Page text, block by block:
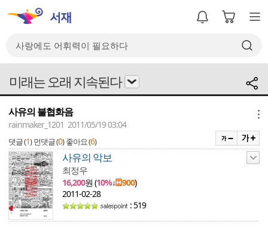
미래는 오래 지속된다
사유의 불협화음
rainmaker_1201 2011/05/19 03:04
댓글 (1) 먼댓글 (0) 좋아요 (6)
사유의 악보
최정우
16,200원 (10%↓ 900)
2011-02-28
: 519